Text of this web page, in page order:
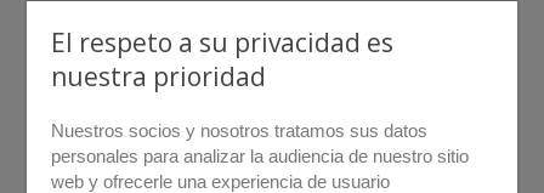
El respeto a su privacidad es
nuestra prioridad
Nuestros socios y nosotros tratamos sus datos
personales para analizar la audiencia de nuestro sitio
web y ofrecerle una experiencia de usuario